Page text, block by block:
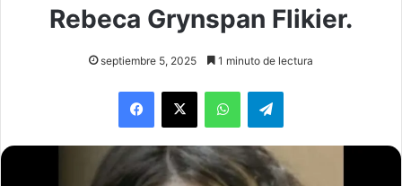
Rebeca Grynspan Flikier.
septiembre 5, 2025 1 minuto de lectura
WhatsAppTelegram